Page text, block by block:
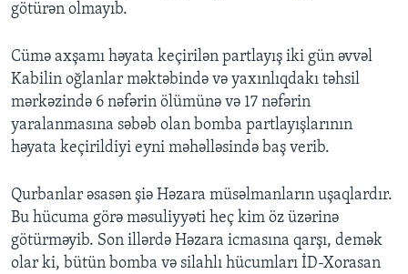
götürən olmayıb.
Cümə axşamı həyata keçirilən partlayış iki gün əvvəl
Kabilin oğlanlar məktəbində və yaxınlıqdakı təhsil
mərkəzində 6 nəfərin ölümünə və 17 nəfərin
yaralanmasına səbəb olan bomba partlayışlarının
həyata keçirildiyi eyni məhəlləsində baş verib.
Qurbanlar əsasən şiə Həzara müsəlmanların uşaqlardır.
Bu hücuma görə məsuliyyəti heç kim öz üzərinə
götürməyib. Son illərdə Həzara icmasına qarşı, demək
olar ki, bütün bomba və silahlı hücumları İD-Xorasan